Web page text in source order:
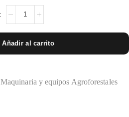
Añadir al carrito
Maquinaria y equipos Agroforestales